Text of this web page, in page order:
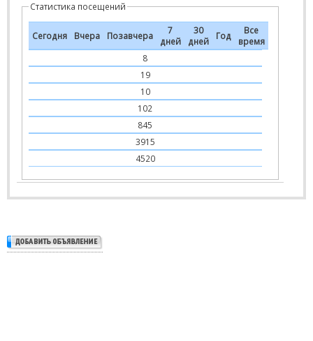
Статистика посещений
Сегодня Вчера Позавчера
7
дней
30
дней
Год
Все
время
8
19
10
102
845
3915
4520